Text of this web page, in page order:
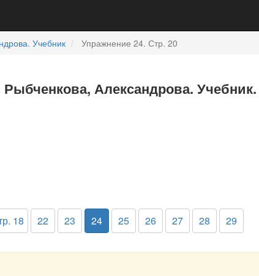
Учебник Упражнение 24. Стр. 20
Александрова.
18 22 23 24 25 26 27 28 29